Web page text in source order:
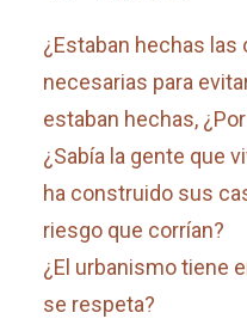
¿Estaban hechas las
necesarias para
estaban hechas,
¿Sabía la gente que
ha construido sus
riesgo que corrían?
¿El urbanismo tiene
se respeta?